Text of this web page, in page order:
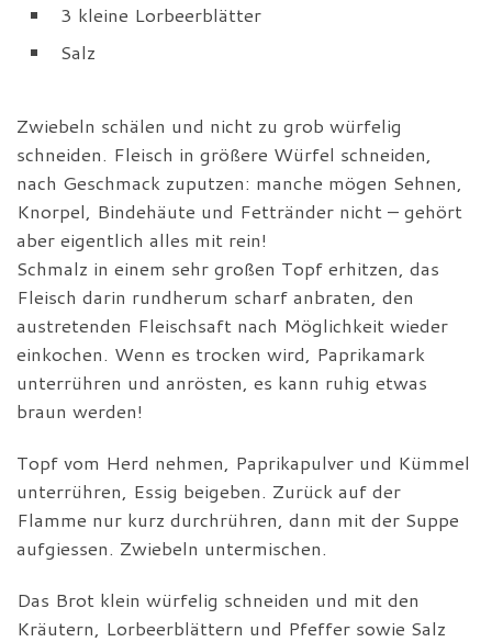
3 kleine Lorbeerblätter
Salz
Zwiebeln schälen und nicht zu grob würfelig
schneiden. Fleisch in größere Würfel schneiden,
nach Geschmack zuputzen: manche mögen Sehnen,
Knorpel, Bindehäute und Fettränder nicht – gehört
aber eigentlich alles mit rein!
Schmalz in einem sehr großen Topf erhitzen, das
Fleisch darin rundherum scharf anbraten, den
austretenden Fleischsaft nach Möglichkeit wieder
einkochen. Wenn es trocken wird, Paprikamark
unterrühren und anrösten, es kann ruhig etwas
braun werden!
Topf vom Herd nehmen, Paprikapulver und Kümmel
unterrühren, Essig beigeben. Zurück auf der
Flamme nur kurz durchrühren, dann mit der Suppe
aufgiessen. Zwiebeln untermischen.
Das Brot klein würfelig schneiden und mit den
Kräutern, Lorbeerblättern und Pfeffer sowie Salz